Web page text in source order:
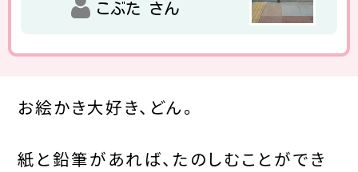
こぶた さん
お絵かき大好き、どん。
紙と鉛筆があれば、たのしむことができ